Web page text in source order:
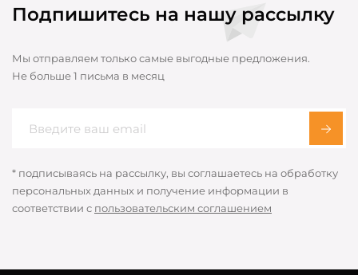
Подпишитесь на нашу рассылку
Мы отправляем только самые выгодные предложения.
Не больше 1 письма в месяц
* подписываясь на рассылку, вы соглашаетесь на обработку
персональных данных и получение информации в
соответствии с пользовательским соглашением